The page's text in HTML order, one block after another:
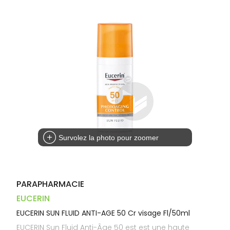
Survolez la photo pour zoomer
PARAPHARMACIE
EUCERIN
EUCERIN SUN FLUID ANTI-AGE 50 Cr visage Fl/50ml
EUCERIN Sun Fluid Anti-Âge 50 est est une haute